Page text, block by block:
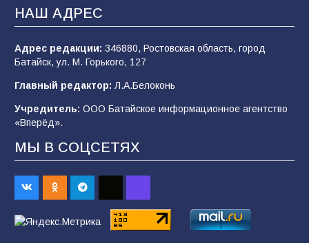
Будет ли мобилизация в России в 2026 году
после выборов: в Госдуме дали ответ
В Батайске продолжаются дорожные работы
103 04.08.2026
В детском саду № 35 дети освоили
строительные профессии в ходе
спортивного праздника
07.08.2026
НАШ АДРЕС
Адрес редакции: 346880, Ростовская область, город
Батайск, ул. М. Горького, 127
Главный редактор: Л.А.Белоконь
Учредитель: ООО Батайское информационное агентство
«Вперёд».
МЫ В СОЦСЕТЯХ